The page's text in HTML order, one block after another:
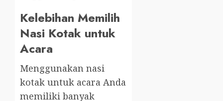
Kelebihan Memilih
Nasi Kotak untuk
Acara
Menggunakan nasi
kotak untuk acara Anda
memiliki banyak